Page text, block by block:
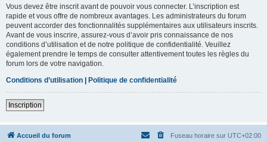
Vous devez être inscrit avant de pouvoir vous connecter. L’inscription est
rapide et vous offre de nombreux avantages. Les administrateurs du forum
peuvent accorder des fonctionnalités supplémentaires aux utilisateurs inscrits.
Avant de vous inscrire, assurez-vous d’avoir pris connaissance de nos
conditions d’utilisation et de notre politique de confidentialité. Veuillez
également prendre le temps de consulter attentivement toutes les règles du
forum lors de votre navigation.
Conditions d’utilisation | Politique de confidentialité
Inscription
Accueil du forum Fuseau horaire sur UTC+02:00